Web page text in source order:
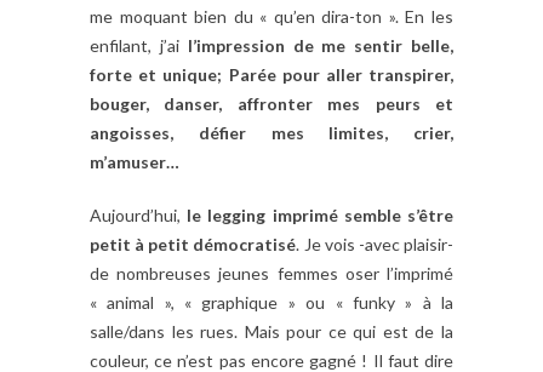
me moquant bien du « qu’en dira-ton ». En les
enfilant, j’ai l’impression de me sentir belle,
forte et unique; Parée pour aller transpirer,
bouger, danser, affronter mes peurs et
angoisses, défier mes limites, crier,
m’amuser…
Aujourd’hui, le legging imprimé semble s’être
petit à petit démocratisé. Je vois -avec plaisir-
de nombreuses jeunes femmes oser l’imprimé
« animal », « graphique » ou « funky » à la
salle/dans les rues. Mais pour ce qui est de la
couleur, ce n’est pas encore gagné ! Il faut dire